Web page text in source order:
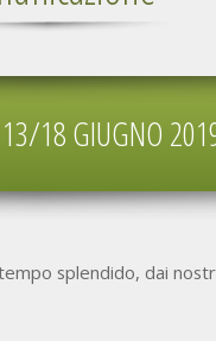
13/18 GIUGNO
splendido, dai